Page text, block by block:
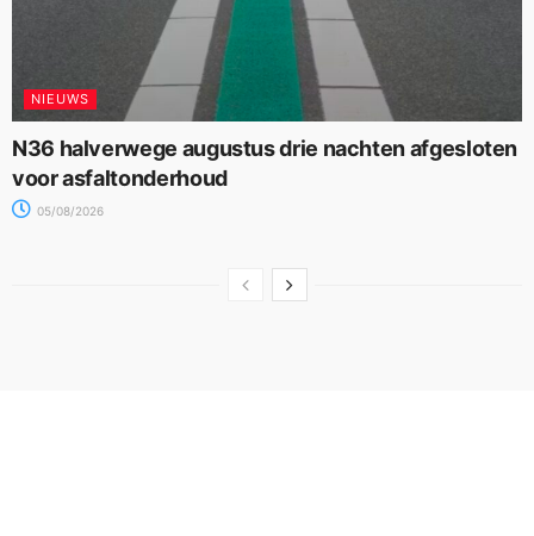
NIEUWS
N36 halverwege augustus drie nachten afgesloten
voor asfaltonderhoud
05/08/2026